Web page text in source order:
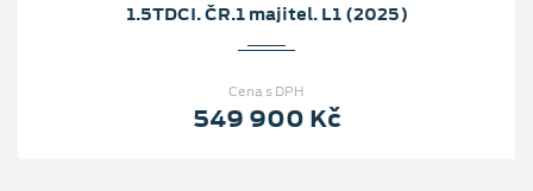
1.5TDCI. ČR.1 majitel. L1 (2025)
Cena s DPH
549 900 Kč